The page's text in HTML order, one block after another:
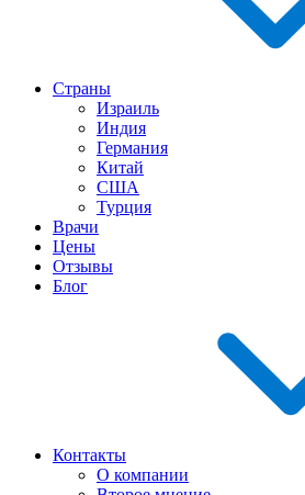
Страны
Израиль
Индия
Германия
Китай
США
Турция
Врачи
Цены
Отзывы
Блог
Контакты
О компании